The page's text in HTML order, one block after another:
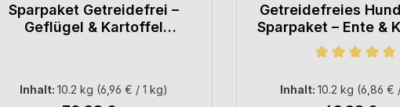
Sparpaket Getreidefrei –
Geflügel & Kartoffel
Inhalt: 10.2 kg (6,96 € / 1 kg)
Getreidefreies
Sparpaket – Ente &
Trockenfutter +
Mix – 3 kg + 18 ×
Inhalt:10.2 kg (6,86 €